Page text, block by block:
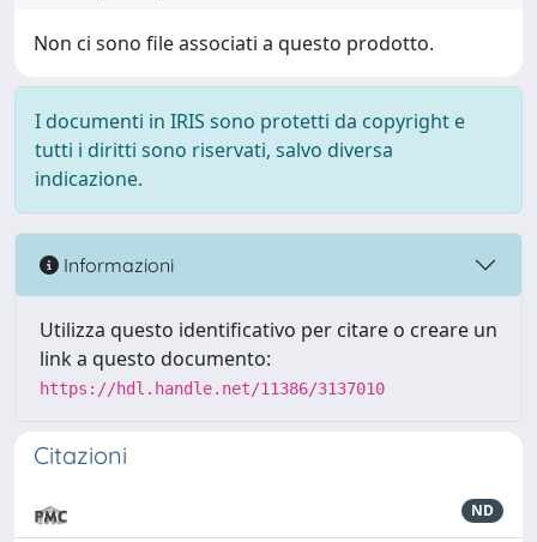
Non ci sono file associati a questo prodotto.
I documenti in IRIS sono protetti da copyright e
tutti i diritti sono riservati, salvo diversa
indicazione.
Informazioni
Utilizza questo identificativo per citare o creare un
link a questo documento:
https://hdl.handle.net/11386/3137010
Citazioni
ND